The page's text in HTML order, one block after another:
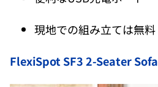
現地での組み立ては無料
FlexiSpot SF3 2-Seater Sofa